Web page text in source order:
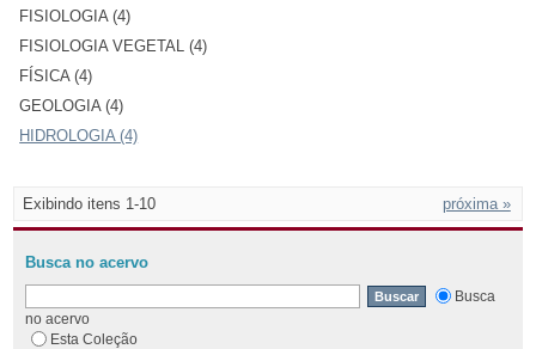
FISIOLOGIA (4)
FISIOLOGIA VEGETAL (4)
FÍSICA (4)
GEOLOGIA (4)
HIDROLOGIA (4)
Exibindo itens 1-10 próxima »
Busca no acervo
Busca
no acervo
Esta Coleção